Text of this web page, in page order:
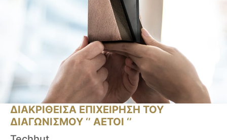
ΔΙΑΚΡΙΘΕΙΣΑ ΕΠΙΧΕΙΡΗΣΗ ΤΟΥ
ΔΙΑΓΩΝΙΣΜΟΥ ‘’ ΑΕΤΟΙ ‘’